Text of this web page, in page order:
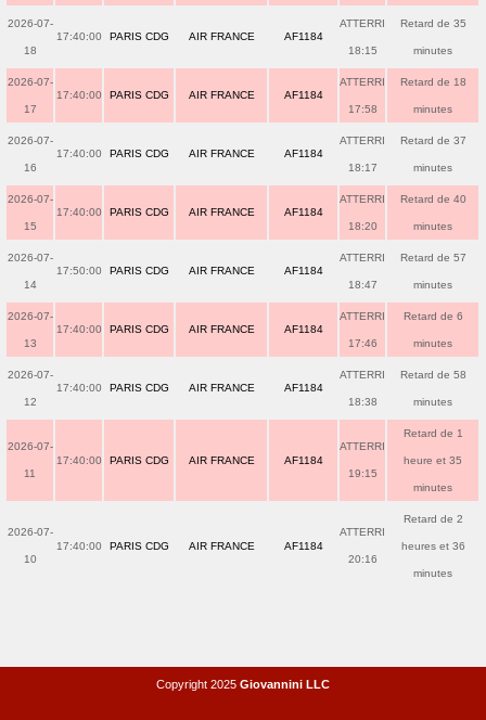
2026-07-
18
17:40:00 PARIS CDG AIR FRANCE AF1184
ATTERRI
18:15
Retard de 35
minutes
2026-07-
17
17:40:00 PARIS CDG AIR FRANCE AF1184
ATTERRI
17:58
Retard de 18
minutes
2026-07-
16
17:40:00 PARIS CDG AIR FRANCE AF1184
ATTERRI
18:17
Retard de 37
minutes
2026-07-
15
17:40:00 PARIS CDG AIR FRANCE AF1184
ATTERRI
18:20
Retard de 40
minutes
2026-07-
14
17:50:00 PARIS CDG AIR FRANCE AF1184
ATTERRI
18:47
Retard de 57
minutes
2026-07-
13
17:40:00 PARIS CDG AIR FRANCE AF1184
ATTERRI
17:46
Retard de 6
minutes
2026-07-
12
17:40:00 PARIS CDG AIR FRANCE AF1184
ATTERRI
18:38
Retard de 58
minutes
2026-07-
11
17:40:00 PARIS CDG AIR FRANCE AF1184
ATTERRI
19:15
Retard de 1
heure et 35
minutes
2026-07-
10
17:40:00 PARIS CDG AIR FRANCE AF1184
ATTERRI
20:16
Retard de 2
heures et 36
minutes
Copyright 2025 Giovannini LLC